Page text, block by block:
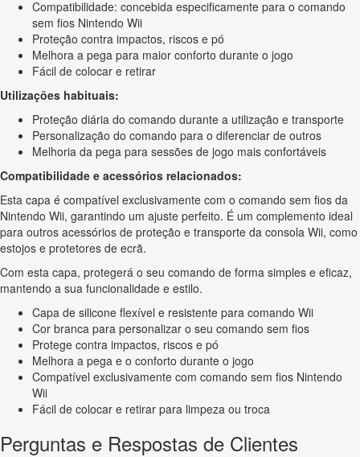
Compatibilidade: concebida especificamente para o comando
sem fios Nintendo Wii
Proteção contra impactos, riscos e pó
Melhora a pega para maior conforto durante o jogo
Fácil de colocar e retirar
Utilizações habituais:
Proteção diária do comando durante a utilização e transporte
Personalização do comando para o diferenciar de outros
Melhoria da pega para sessões de jogo mais confortáveis
Compatibilidade e acessórios relacionados:
Esta capa é compatível exclusivamente com o comando sem fios da
Nintendo Wii, garantindo um ajuste perfeito. É um complemento ideal
para outros acessórios de proteção e transporte da consola Wii, como
estojos e protetores de ecrã.
Com esta capa, protegerá o seu comando de forma simples e eficaz,
mantendo a sua funcionalidade e estilo.
Capa de silicone flexível e resistente para comando Wii
Cor branca para personalizar o seu comando sem fios
Protege contra impactos, riscos e pó
Melhora a pega e o conforto durante o jogo
Compatível exclusivamente com comando sem fios Nintendo
Wii
Fácil de colocar e retirar para limpeza ou troca
Perguntas e Respostas de Clientes